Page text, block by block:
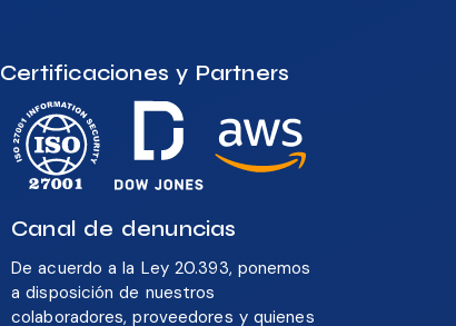
Certificaciones y Partners
Canal de denuncias
De acuerdo a la Ley 20.393, ponemos
a disposición de nuestros
colaboradores, proveedores y quienes